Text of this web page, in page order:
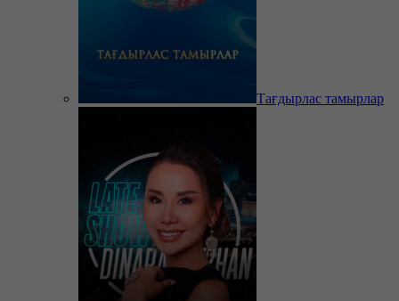
Тағдырлас тамырлар